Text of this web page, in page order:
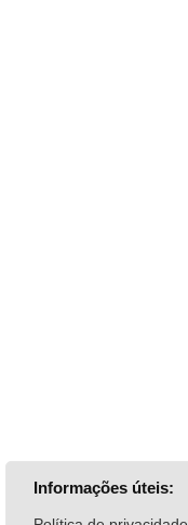
Informações úteis: